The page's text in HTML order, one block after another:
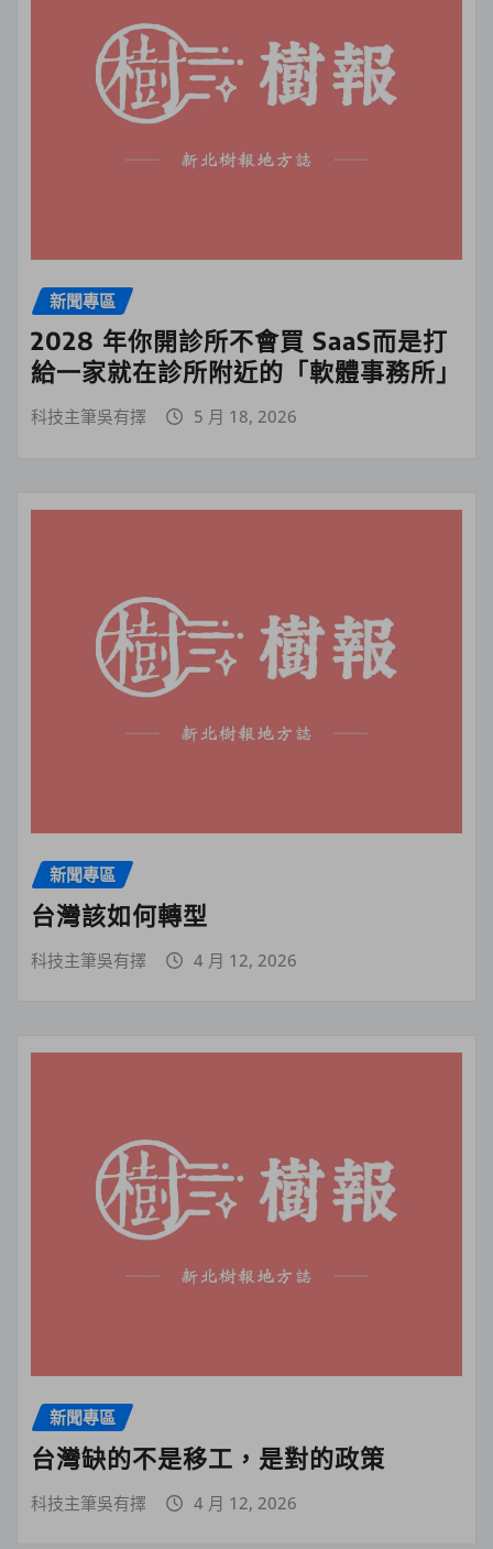
新聞專區
2028 年你開診所不會買 SaaS而是打
給一家就在診所附近的「軟體事務所」
科技主筆吳有擇 5 月 18, 2026
新聞專區
台灣該如何轉型
科技主筆吳有擇 4 月 12, 2026
新聞專區
台灣缺的不是移工，是對的政策
科技主筆吳有擇 4 月 12, 2026